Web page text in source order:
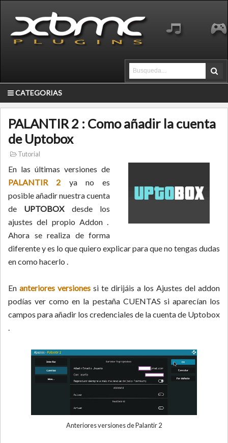
CATEGORIAS
PALANTIR 2 : Como añadir la cuenta
de Uptobox
Tutorial
En las últimas versiones de
PALANTIR 2 ya no es
posible añadir nuestra cuenta
de UPTOBOXdesde los
ajustes del propio Addon .
Ahora se realiza de forma
diferente y es lo que quiero explicar para que no tengas dudas
en como hacerlo .
En anteriores versiones si te dirijáis a los Ajustes del addon
podías ver como en la pestaña CUENTAS si aparecían los
campos para añadir los credenciales de la cuenta de Uptobox
.
Anteriores versiones de Palantir 2